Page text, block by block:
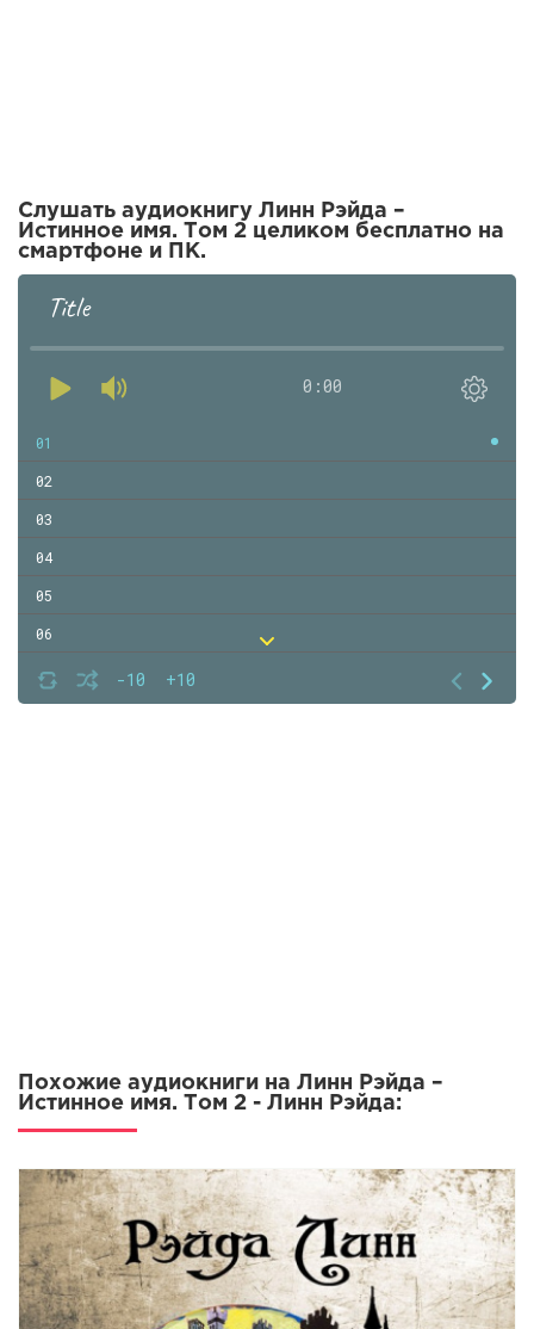
Слушать аудиокнигу Линн Рэйда –
Истинное имя. Том 2 целиком бесплатно на
смартфоне и ПК.
Title
0:00
-10 +10
01
02
03
04
05
06
07
08
Похожие аудиокниги на Линн Рэйда –
Истинное имя. Том 2 - Линн Рэйда: